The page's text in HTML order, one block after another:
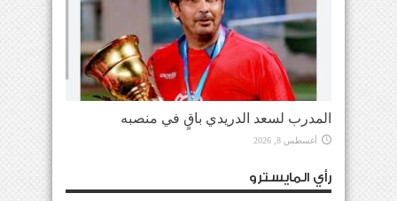
المدرب لسعد الدريدي باقٍ في منصبه
أغسطس 8, 2026
رأي المايسترو